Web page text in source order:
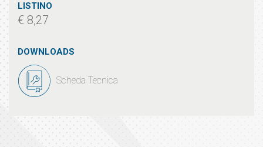
LISTINO
€ 8,27
DOWNLOADS
Scheda Tecnica